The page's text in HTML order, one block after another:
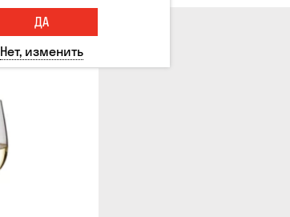
ДА
Нет, изменить